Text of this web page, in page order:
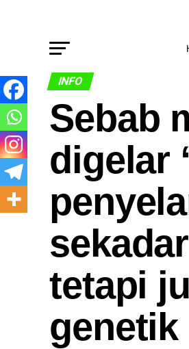
INFO
Sebab
digelar
tetapi
genetik